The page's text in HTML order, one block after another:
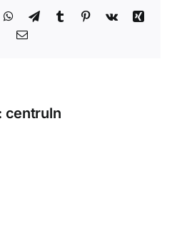
WhatsApp
TelegramTumblr Pinterest
Vk
Xing
Email
centruln